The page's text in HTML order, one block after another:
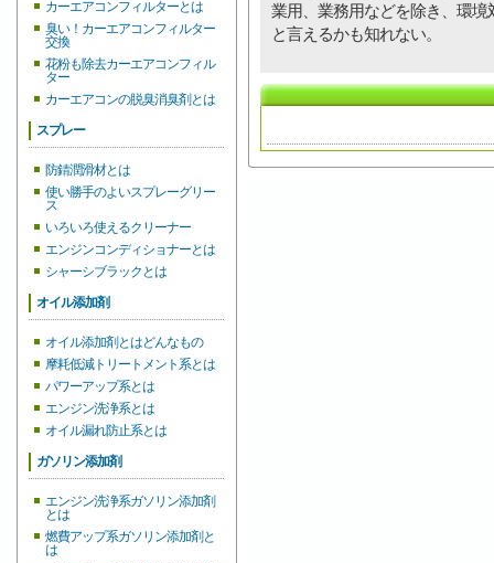
カーエアコンフィルターとは
臭い！カーエアコンフィルター
交換
花粉も除去カーエアコンフィル
ター
カーエアコンの脱臭消臭剤とは
スプレー
防錆潤滑材とは
使い勝手のよいスプレーグリー
ス
いろいろ使えるクリーナー
エンジンコンディショナーとは
シャーシブラックとは
オイル添加剤
オイル添加剤とはどんなもの
摩耗低減トリートメント系とは
パワーアップ系とは
エンジン洗浄系とは
オイル漏れ防止系とは
ガソリン添加剤
エンジン洗浄系ガソリン添加剤
とは
燃費アップ系ガソリン添加剤と
は
業用、業務用などを除き、環
と言えるかも知れない。